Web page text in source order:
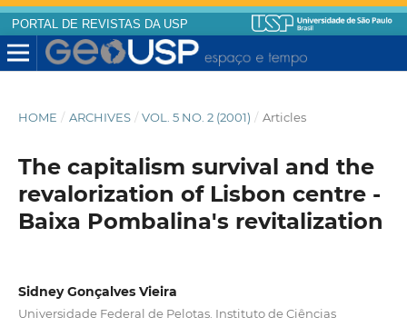
PORTAL DE REVISTAS DA USP
HOME / ARCHIVES / VOL. 5 NO. 2 (2001) / Articles
The capitalism survival and the
revalorization of Lisbon centre -
Baixa Pombalina's revitalization
Sidney Gonçalves Vieira
Universidade Federal de Pelotas. Instituto de Ciências